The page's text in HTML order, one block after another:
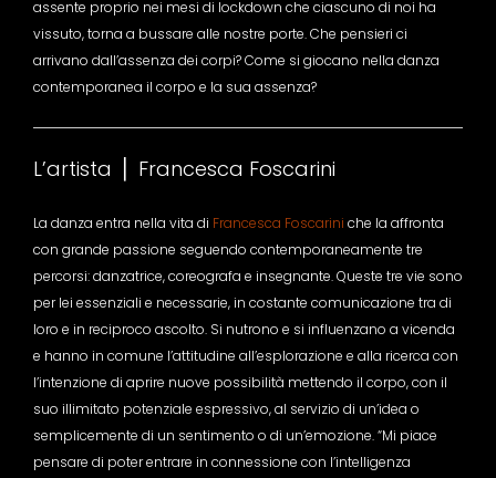
assente proprio nei mesi di lockdown che ciascuno di noi ha
vissuto, torna a bussare alle nostre porte. Che pensieri ci
arrivano dall’assenza dei corpi? Come si giocano nella danza
contemporanea il corpo e la sua assenza?
L’artista ⎪ Francesca Foscarini
La danza entra nella vita di Francesca Foscarini che la affronta
con grande passione seguendo contemporaneamente tre
percorsi: danzatrice, coreografa e insegnante. Queste tre vie sono
per lei essenziali e necessarie, in costante comunicazione tra di
loro e in reciproco ascolto. Si nutrono e si influenzano a vicenda
e hanno in comune l’attitudine all’esplorazione e alla ricerca con
l’intenzione di aprire nuove possibilità mettendo il corpo, con il
suo illimitato potenziale espressivo, al servizio di un’idea o
semplicemente di un sentimento o di un’emozione. “Mi piace
pensare di poter entrare in connessione con l’intelligenza